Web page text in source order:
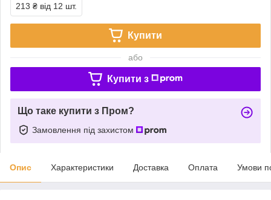
213 ₴ від 12 шт.
Купити
або
Купити з
Що таке купити з Пром?
Замовлення під захистом
Опис Характеристики Доставка Оплата Умови